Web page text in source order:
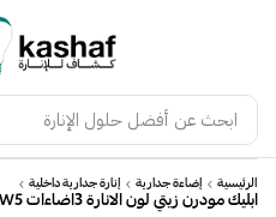
ابحث عن أفضل حلول الإنارة
الرئيسية إضاءة جدارية إنارة جدارية داخلية
ابليك مودرن زيتي لون الانارة 3اضاءات W5